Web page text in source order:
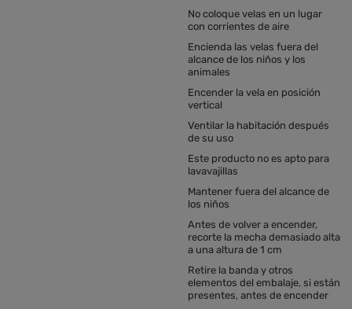
No coloque velas en un lugar
con corrientes de aire
Encienda las velas fuera del
alcance de los niños y los
animales
Encender la vela en posición
vertical
Ventilar la habitación después
de su uso
Este producto no es apto para
lavavajillas
Mantener fuera del alcance de
los niños
Antes de volver a encender,
recorte la mecha demasiado alta
a una altura de 1 cm
Retire la banda y otros
elementos del embalaje, si están
presentes, antes de encender